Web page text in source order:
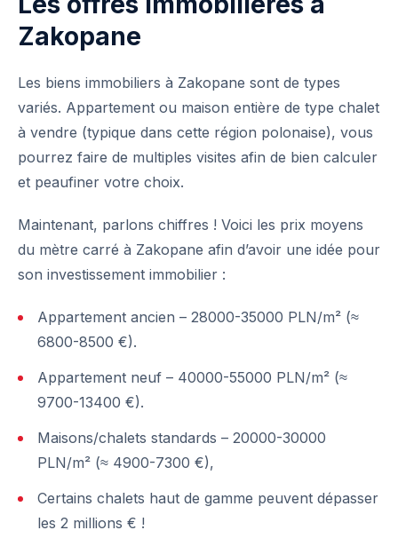
Zakopane
Les biens immobiliers à Zakopane sont de types
variés. Appartement ou maison entière de type chalet
à vendre (typique dans cette région polonaise), vous
pourrez faire de multiples visites afin de bien calculer
et peaufiner votre choix.
Maintenant, parlons chiffres ! Voici les prix moyens
du mètre carré à Zakopane afin d’avoir une idée pour
son investissement immobilier :
Appartement ancien – 28000-35000 PLN/m² (≈
6800-8500 €).
Appartement neuf – 40000-55000 PLN/m² (≈
9700-13400 €).
Maisons/chalets standards – 20000-30000
PLN/m² (≈ 4900-7300 €),
Certains chalets haut de gamme peuvent dépasser
les 2 millions € !